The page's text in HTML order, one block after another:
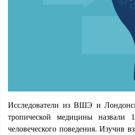
Исследователи из ВШЭ и
тропической медицины назвали
человеческого поведения. Изучив